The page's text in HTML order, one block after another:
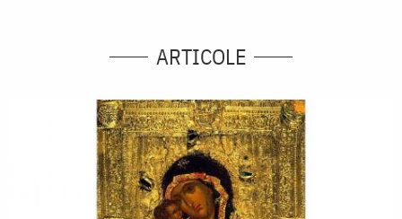
ARTICOLE